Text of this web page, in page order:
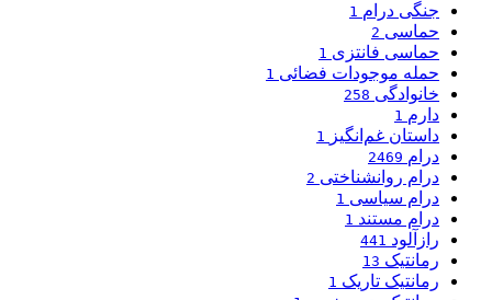
جنگی درام 1
حماسی 2
حماسی فانتزی 1
حمله موجودات فضائی 1
خانوادگی 258
دارم 1
داستان غم‌انگیز 1
درام 2469
درام روانشناختی 2
درام سیاسی 1
درام مستند 1
رازآلود 441
رمانتیک 13
رمانتیک تاریک 1